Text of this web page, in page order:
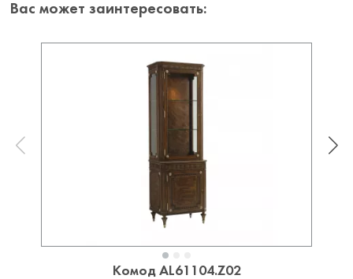
Вас может заинтересовать:
Комод AL61104.Z02